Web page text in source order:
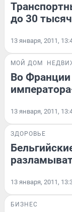
до 30
13 января, 2011,
МОЙ ДОМ
Во
13 января, 2011,
ЗДОРОВЬЕ
13 января, 2011,
БИЗНЕС